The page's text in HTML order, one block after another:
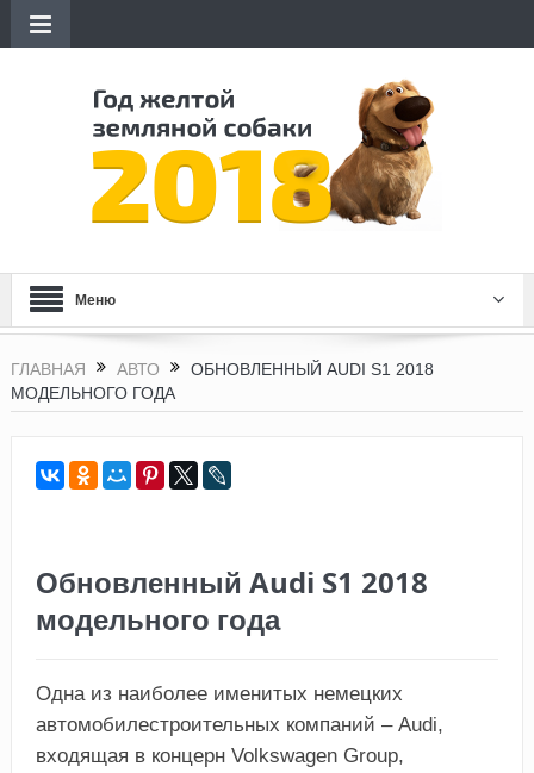
Меню
ГЛАВНАЯ АВТО
ОБНОВЛЕННЫЙ AUDI S1 2018
МОДЕЛЬНОГО ГОДА
Обновленный Audi S1 2018
модельного года
Одна из наиболее именитых немецких
автомобилестроительных компаний – Audi,
входящая в концерн Volkswagen Group,